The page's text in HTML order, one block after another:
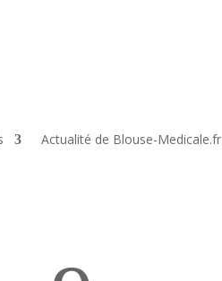
Actualité de Blouse-Medicale.fr